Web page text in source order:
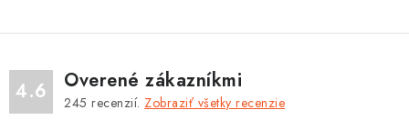
4.6 Overené zákazníkmi
245 recenzií. Zobraziť všetky recenzie